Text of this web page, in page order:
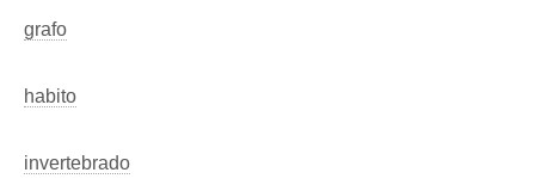
grafo
habito
invertebrado